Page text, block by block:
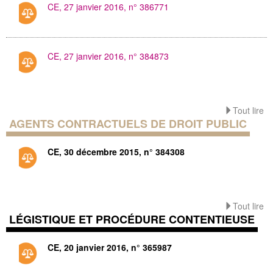
CE, 27 janvier 2016, n° 386771
CE, 27 janvier 2016, n° 384873
Tout lire
AGENTS CONTRACTUELS DE DROIT PUBLIC
CE, 30 décembre 2015, n° 384308
Tout lire
LÉGISTIQUE ET PROCÉDURE CONTENTIEUSE
CE, 20 janvier 2016, n° 365987